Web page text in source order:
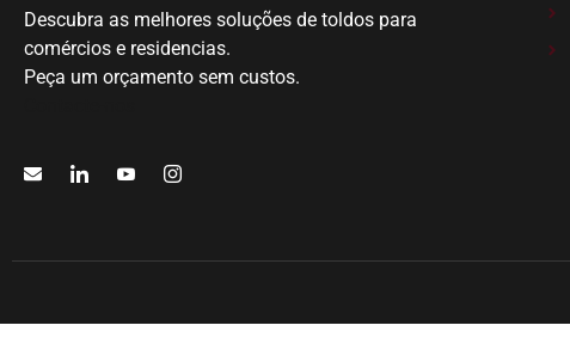
Descubra as melhores soluções de toldos para
comércios e residencias.
Peça um orçamento sem custos.